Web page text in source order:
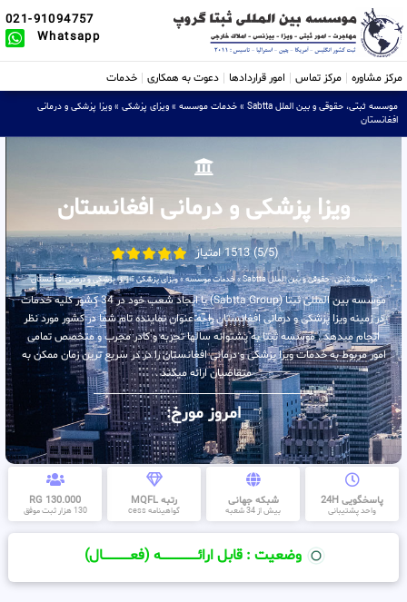
021-91094757
Whatsapp
مرکز مشاوره مرکز تماس امور قراردادها دعوت به همکاری خدمات
موسسه ثبتی، حقوقی و بین الملل Sabtta » خدمات موسسه » ویزای پزشکی » ویزا پزشکی و درمانی
افغانستان
ویزا پزشکی و درمانی افغانستان
(5/5) 1513 امتیاز
موسسه ثبتی، حقوقی و بین الملل Sabtta »خدمات موسسه»ویزای پزشکی»ویزا پزشکی و درمانی افغانستان
موسسه بین المللی ثبتا (Sabtta Group) با ایجاد شعب خود در 34 کشور کلیه خدمات
در زمینه ویزا پزشکی و درمانی افغانستان را به عنوان نماینده تام شما در کشور مورد نظر
انجام میدهد . موسسه ثبتا به پشتوانه سالها تجربه و کادر مجرب و متخصص تمامی
امور مربوط به خدمات ویزا پزشکی و درمانی افغانستان را در در سریع ترین زمان ممکن به
متقاضیان ارائه میکند .
امروز مورخ:
پاسخگویی 24H
واحد پشتیبانی
شبکه جهانی
بیش از 34 شعبه
رتبه MQFL
گواهینامه cess
130.000 RG
130 هزار ثبت موفق
وضعیت : قابل ارائــــــــــــــــــــه (فعـــــــــــــــال)